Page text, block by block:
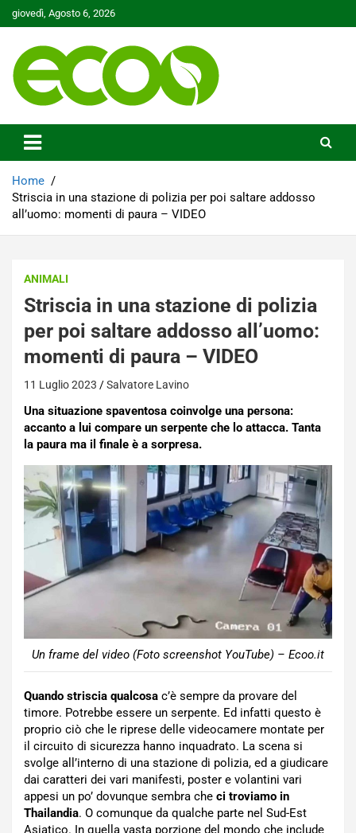
Skip
to
giovedì, Agosto 6, 2026
Ecoo.it
Home
Striscia in una stazione di polizia per poi saltare addosso
all’uomo: momenti di paura – VIDEO
ANIMALI
Striscia in una stazione di polizia
per poi saltare addosso all’uomo:
momenti di paura – VIDEO
11 Luglio 2023 Salvatore Lavino
Una situazione spaventosa coinvolge una persona:
accanto a lui compare un serpente che lo attacca. Tanta
la paura ma il finale è a sorpresa.
Un frame del video (Foto screenshot YouTube) – Ecoo.it
Quando striscia qualcosa c’è sempre da provare del
timore. Potrebbe essere un serpente. Ed infatti questo è
proprio ciò che le riprese delle videocamere montate per
il circuito di sicurezza hanno inquadrato. La scena si
svolge all’interno di una stazione di polizia, ed a giudicare
dai caratteri dei vari manifesti, poster e volantini vari
appesi un po’ dovunque sembra che ci troviamo in
Thailandia. O comunque da qualche parte nel Sud-Est
Asiatico. In quella vasta porzione del mondo che include